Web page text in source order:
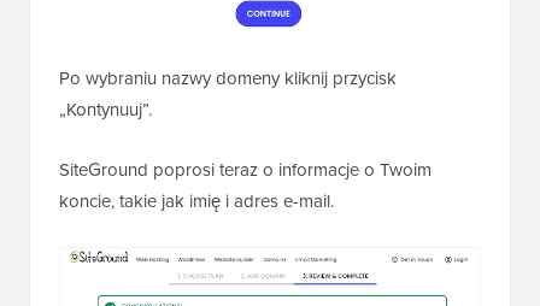
Po wybraniu nazwy domeny kliknij przycisk
„Kontynuuj”.
SiteGround poprosi teraz o informacje o Twoim
koncie, takie jak imię i adres e-mail.